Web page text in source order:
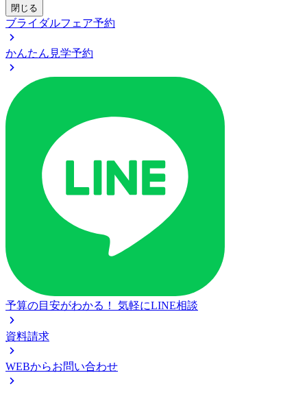
閉じる
ブライダルフェア予約
かんたん見学予約
予算の目安がわかる！ 気軽にLINE相談
資料請求
WEBからお問い合わせ